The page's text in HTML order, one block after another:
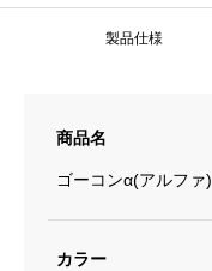
製品仕様
商品名
ゴーコンα(アルファ)
カラー